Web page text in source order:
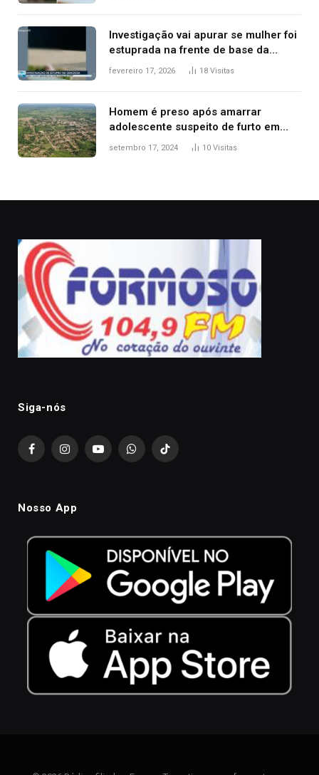
Investigação vai apurar se mulher foi
estuprada na frente de base da
Guarda Metropolitana de Palmas, diz
fevereiro 17, 2026 18 Visitas
Homem é preso após amarrar
adolescente suspeito de furto em
estaca de cerca e agredi-lo
setembro 17, 2024 10 Visitas
Siga-nós
FacebookInstagramYouTubeWhatsAppTikTok
Nosso App